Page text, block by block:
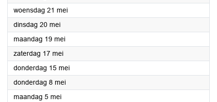
woensdag 21 mei2025
dinsdag 20 mei2025
maandag 19 mei2025
zaterdag 17 mei2025
donderdag 15 mei2025
donderdag 8 mei2025
maandag 5 mei2025